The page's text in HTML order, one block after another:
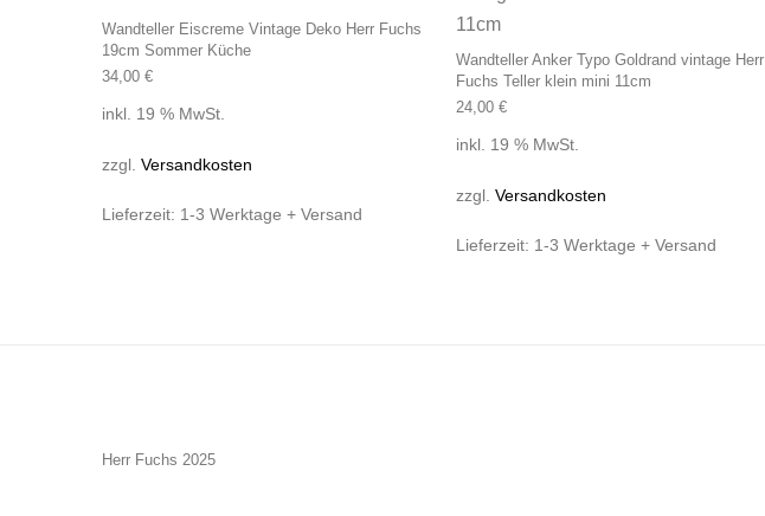
Wandteller Eiscreme Vintage Deko Herr Fuchs
19cm Sommer Küche
34,00 €
inkl. 19 % MwSt.
zzgl. Versandkosten
Lieferzeit: 1-3 Werktage + Versand
Wandteller Anker Typo Goldrand vintage Herr
Fuchs Teller klein mini 11cm
24,00 €
inkl. 19 % MwSt.
zzgl. Versandkosten
Lieferzeit: 1-3 Werktage + Versand
Herr Fuchs 2025